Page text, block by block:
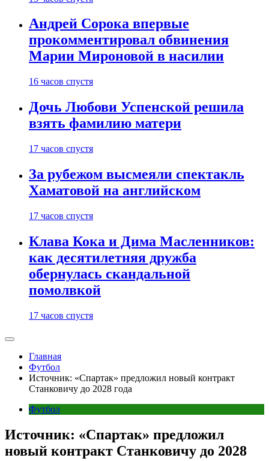
Андрей Сорока впервые
прокомментировал обвинения
Марии Мироновой в насилии
16 часов спустя
Дочь Любови Успенской решила
взять фамилию матери
17 часов спустя
За рубежом высмеяли спектакль
Хаматовой на английском
17 часов спустя
Клава Кока и Дима Масленников:
как десятилетняя дружба
обернулась скандальной
помолвкой
17 часов спустя
Главная
Футбол
Источник: «Спартак» предложил новый контракт
Станковичу до 2028 года
Футбол
Источник: «Спартак» предложил
новый контракт Станковичу до 2028